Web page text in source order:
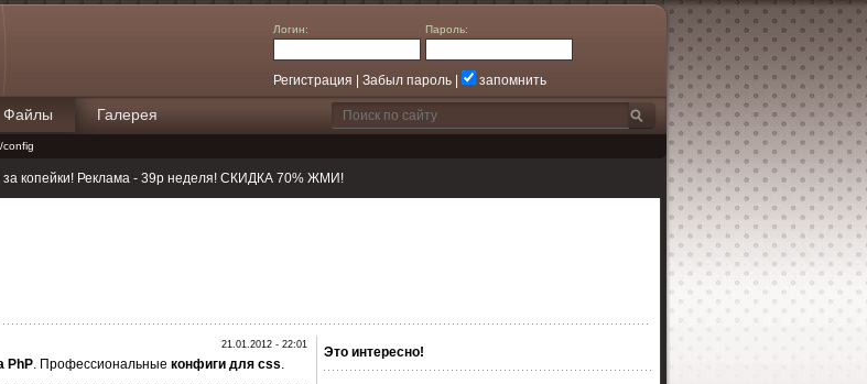
Логин: Пароль:
Регистрация Забыл пароль| запомнить
Файлы Галерея
Поиск
config
за копейки! Реклама - 39р неделя! СКИДКА 70% ЖМИ!
Это интересно!
21.01.2012 - 22:01
PhP. Профессиональные конфиги для css.